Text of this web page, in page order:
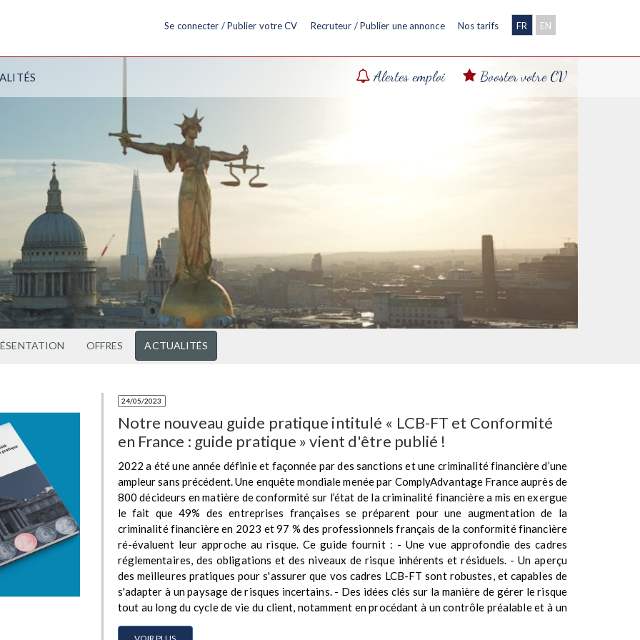
Se connecter / Publier votre CV Recruteur / Publier une annonce Nos tarifs FR EN
Booster votre CV
Alertes emploi
OFFRES ACTUALITÉS
24/05/2023
Notre nouveau guide pratique intitulé « LCB-FT et Conformité
en France : guide pratique » vient d'être publié !
2022 a été une année définie et façonnée par des sanctions et une criminalité financière d’une
ampleur sans précédent. Une enquête mondiale menée par ComplyAdvantage France auprès de
800 décideurs en matière de conformité sur l’état de la criminalité financière a mis en exergue
le fait que 49% des entreprises françaises se préparent pour une augmentation de la
criminalité financière en 2023 et 97 % des professionnels français de la conformité financière
ré-évaluent leur approche au risque. Ce guide fournit : - Une vue approfondie des cadres
réglementaires, des obligations et des niveaux de risque inhérents et résiduels. - Un aperçu
des meilleures pratiques pour s'assurer que vos cadres LCB-FT sont robustes, et capables de
s'adapter à un paysage de risques incertains. - Des idées clés sur la manière de gérer le risque
tout au long du cycle de vie du client, notamment en procédant à un contrôle préalable et à un
contrôle renforcé, en remontant les alertes, en documentant et en signalant les activités